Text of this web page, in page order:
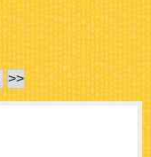
>>